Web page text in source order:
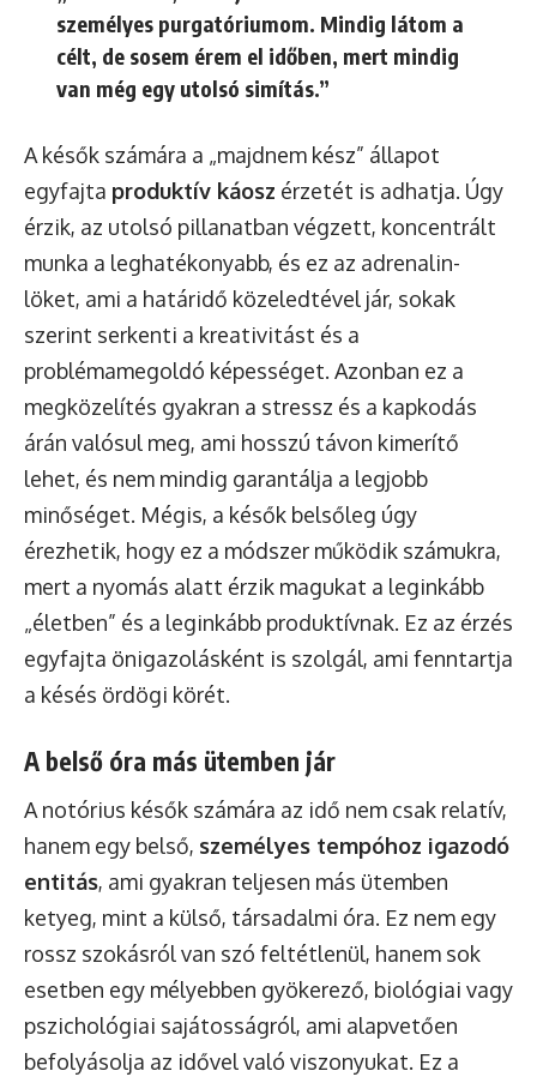
személyes purgatóriumom. Mindig látom a
célt, de sosem érem el időben, mert mindig
van még egy utolsó simítás.”
A késők számára a „majdnem kész” állapot
egyfajta produktív káosz érzetét is adhatja. Úgy
érzik, az utolsó pillanatban végzett, koncentrált
munka a leghatékonyabb, és ez az adrenalin-
löket, ami a határidő közeledtével jár, sokak
szerint serkenti a kreativitást és a
problémamegoldó képességet. Azonban ez a
megközelítés gyakran a stressz és a kapkodás
árán valósul meg, ami hosszú távon kimerítő
lehet, és nem mindig garantálja a legjobb
minőséget. Mégis, a késők belsőleg úgy
érezhetik, hogy ez a módszer működik számukra,
mert a nyomás alatt érzik magukat a leginkább
„életben” és a leginkább produktívnak. Ez az érzés
egyfajta önigazolásként is szolgál, ami fenntartja
a késés ördögi körét.
A belső óra más ütemben jár
A notórius késők számára az idő nem csak relatív,
hanem egy belső, személyes tempóhoz igazodó
entitás, ami gyakran teljesen más ütemben
ketyeg, mint a külső, társadalmi óra. Ez nem egy
rossz szokásról van szó feltétlenül, hanem sok
esetben egy mélyebben gyökerező, biológiai vagy
pszichológiai sajátosságról, ami alapvetően
befolyásolja az idővel való viszonyukat. Ez a